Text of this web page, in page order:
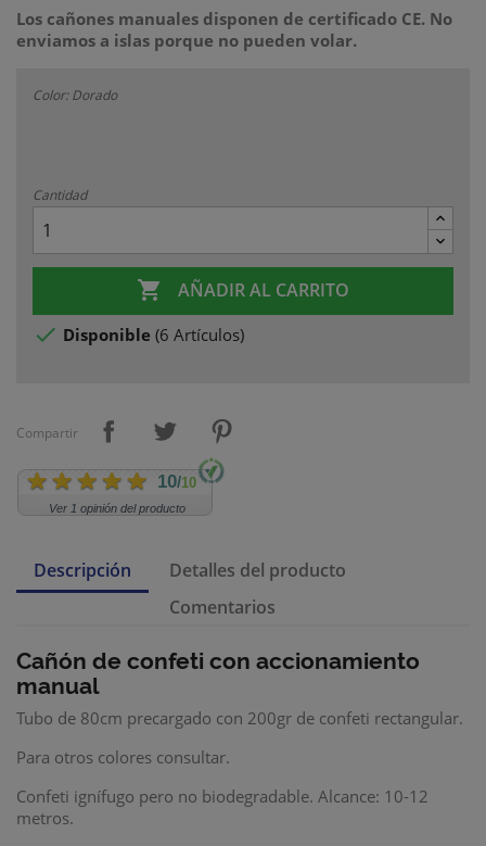
Los cañones manuales disponen de certificado CE. No
enviamos a islas porque no pueden volar.
Color: Dorado
Cantidad
 AÑADIR AL CARRITO
 Disponible (6 Artículos)
Compartir
10/10
Ver 1 opinión del producto
Descripción
Detalles del producto
Comentarios
Cañón de confeti con accionamiento
manual
Tubo de 80cm precargado con 200gr de confeti rectangular.
Para otros colores consultar.
Confeti ignífugo pero no biodegradable. Alcance: 10-12
metros.